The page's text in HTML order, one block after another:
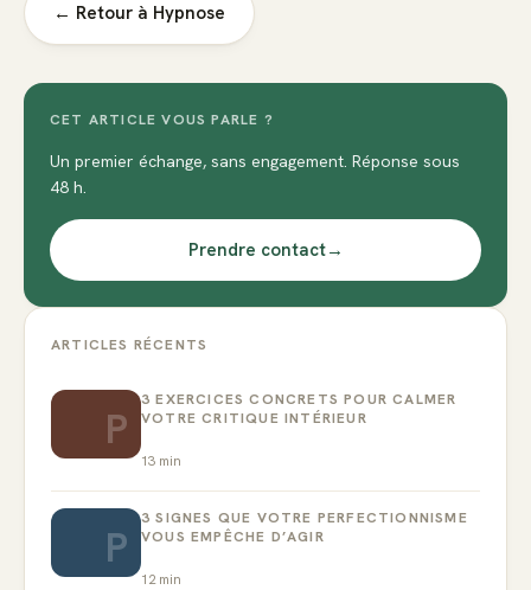
← Retour à Hypnose
CET ARTICLE VOUS PARLE ?
Un premier échange, sans engagement. Réponse sous
48 h.
Prendre contact→
ARTICLES RÉCENTS
P
3 EXERCICES CONCRETS POUR CALMER
VOTRE CRITIQUE INTÉRIEUR
13 min
P
3 SIGNES QUE VOTRE PERFECTIONNISME
VOUS EMPÊCHE D’AGIR
12min